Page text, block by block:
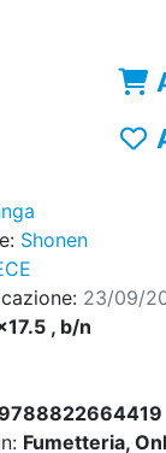
Shonen
23/09/
, b/n
Fumetteria,